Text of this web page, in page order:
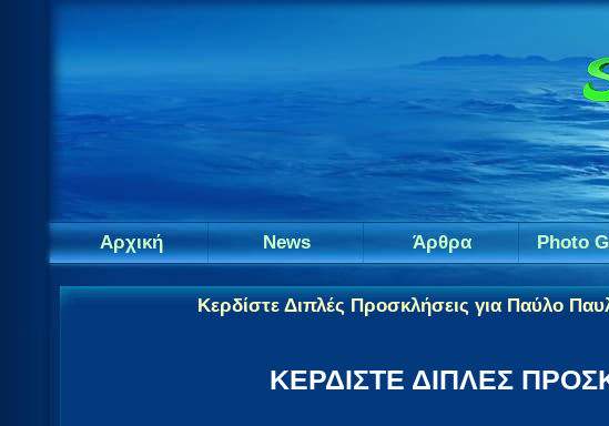
Αρχική News Άρθρα Photo
Κερδίστε Διπλές Προσκλήσεις για Παύλο
ΚΕΡΔΙΣΤΕ ΔΙΠΛΕΣ